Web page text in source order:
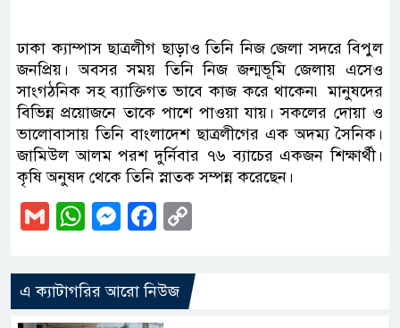
ঢাকা ক্যাম্পাস ছাত্রলীগ ছাড়াও তিনি নিজ জেলা সদরে বিপুল
জনপ্রিয়। অবসর সময় তিনি নিজ জন্মভূমি জেলায় এসেও
সাংগঠনিক সহ ব্যাক্তিগত ভাবে কাজ করে থাকেন৷ মানুষদের
বিভিন্ন প্রয়োজনে তাকে পাশে পাওয়া যায়। সকলের দোয়া ও
ভালোবাসায় তিনি বাংলাদেশ ছাত্রলীগের এক অদম্য সৈনিক।
জামিউল আলম পরশ দুর্নিবার ৭৬ ব্যাচের একজন শিক্ষার্থী।
কৃষি অনুষদ থেকে তিনি স্নাতক সম্পন্ন করেছেন।
GmailWhatsApp
Messenger
Facebook
এ ক্যাটাগরির আরো নিউজ